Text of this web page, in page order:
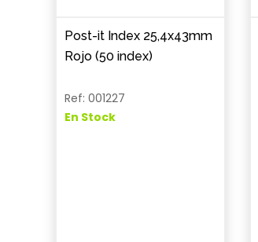
Post-it Index 25,4x43mm
Rojo (50 index)
Ref: 001227
En Stock